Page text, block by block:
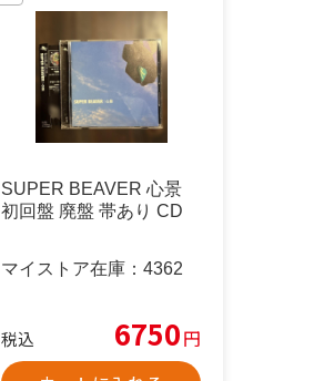
SUPER BEAVER 心景
初回盤 廃盤 帯あり CD
マイストア在庫： 4362
税込 6750円